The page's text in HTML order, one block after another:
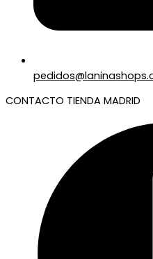
CONTACTO TIENDA MADRID